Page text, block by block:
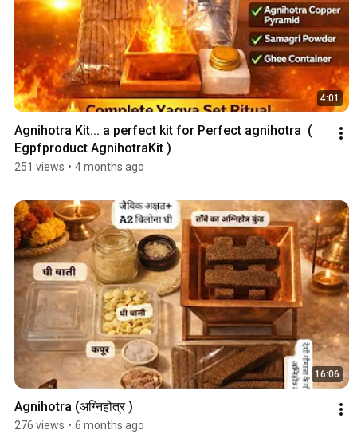
4:01
Agnihotra Kit... a perfect kit for Perfect agnihotra  (
Egpfproduct AgnihotraKit )
251 views • 4 months ago
16:06
Agnihotra (अग्निहोत्र )
276 views • 6 months ago